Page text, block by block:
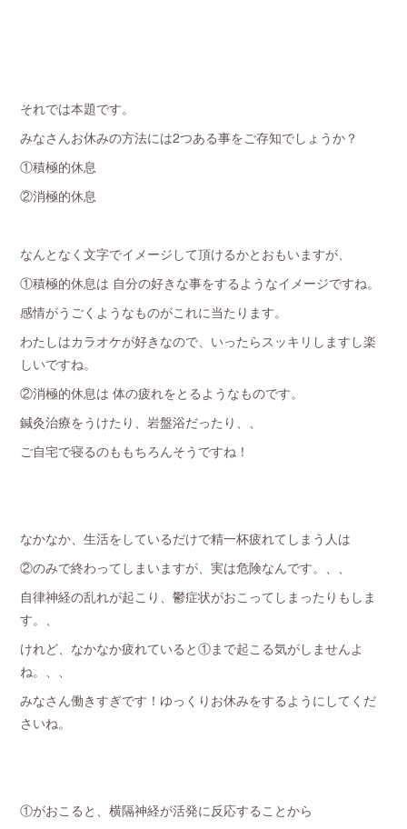
それでは本題です。
みなさんお休みの方法には2つある事をご存知でしょうか？
①積極的休息
②消極的休息
なんとなく文字でイメージして頂けるかとおもいますが、
①積極的休息は 自分の好きな事をするようなイメージですね。
感情がうごくようなものがこれに当たります。
わたしはカラオケが好きなので、いったらスッキリしますし楽
しいですね。
②消極的休息は 体の疲れをとるようなものです。
鍼灸治療をうけたり、岩盤浴だったり、、
ご自宅で寝るのももちろんそうですね！
なかなか、生活をしているだけで精一杯疲れてしまう人は
②のみで終わってしまいますが、実は危険なんです。、、
自律神経の乱れが起こり、鬱症状がおこってしまったりもしま
す。、
けれど、なかなか疲れていると①まで起こる気がしませんよ
ね。、、
みなさん働きすぎです！ゆっくりお休みをするようにしてくだ
さいね。
①がおこると、横隔神経が活発に反応することから